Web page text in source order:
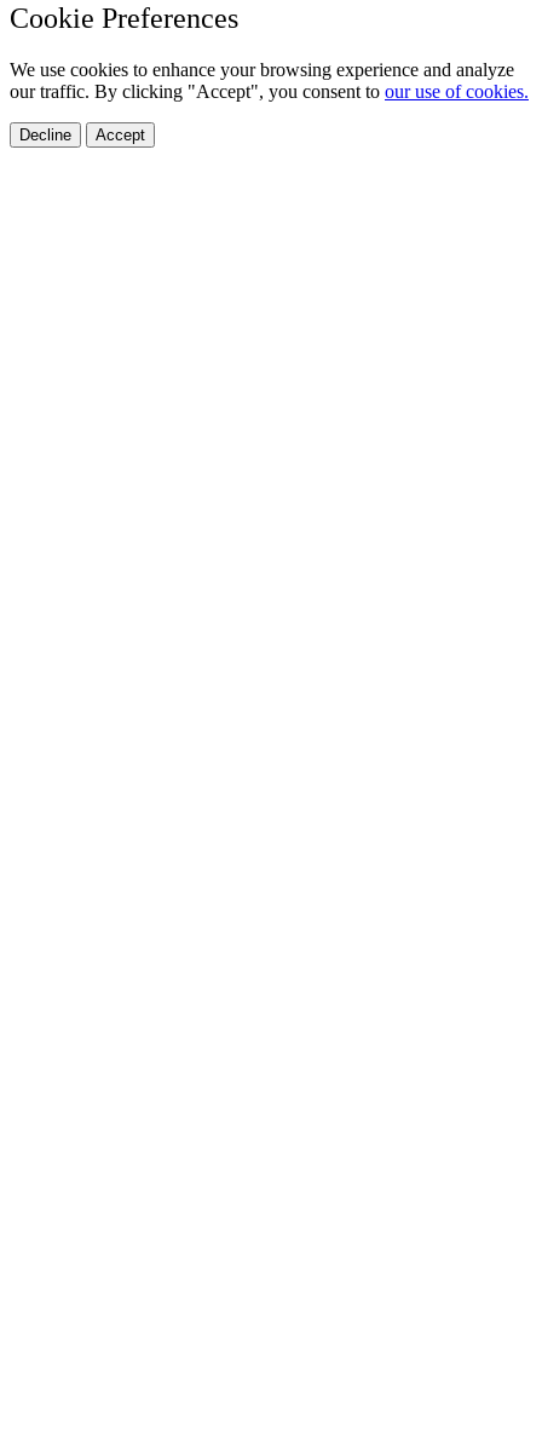
Cookie Preferences
We use cookies to enhance your browsing experience and analyze
our traffic. By clicking "Accept", you consent to our use of cookies.
Decline Accept